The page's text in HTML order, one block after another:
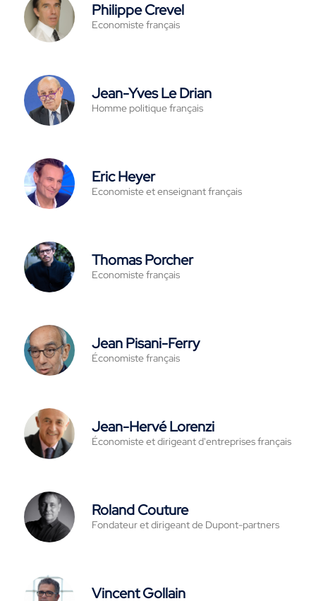
Philippe Crevel
Economiste français
Jean-Yves Le Drian
Homme politique français
Eric Heyer
Economiste et enseignant français
Thomas Porcher
Economiste français
Jean Pisani-Ferry
Économiste français
Jean-Hervé Lorenzi
Économiste et dirigeant d'entreprises français
Roland Couture
Fondateur et dirigeant de Dupont-partners
Vincent Gollain